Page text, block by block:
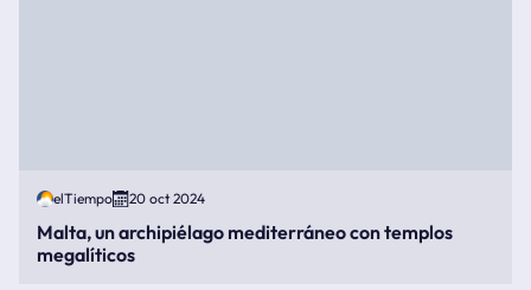
elTiempo 20 oct 2024
Malta, un archipiélago mediterráneo con templos
megalíticos